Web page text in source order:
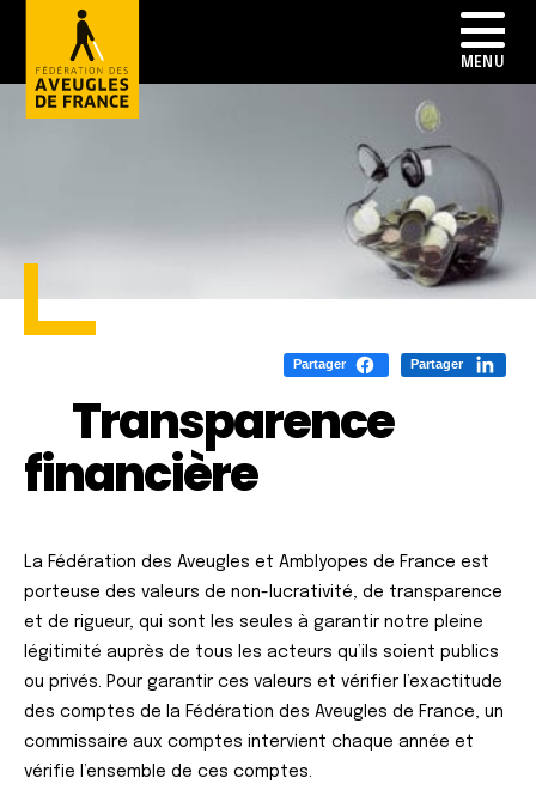
Partager Partager
Transparence
financière
La Fédération des Aveugles et Amblyopes de France est
porteuse des valeurs de non-lucrativité, de transparence
et de rigueur, qui sont les seules à garantir notre pleine
légitimité auprès de tous les acteurs qu’ils soient publics
ou privés. Pour garantir ces valeurs et vérifier l’exactitude
des comptes de la Fédération des Aveugles de France, un
commissaire aux comptes intervient chaque année et
vérifie l’ensemble de ces comptes.